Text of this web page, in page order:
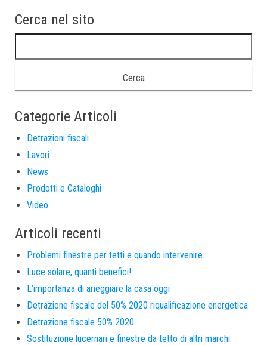
Cerca nel sito
Categorie Articoli
Detrazioni fiscali
Lavori
News
Prodotti e Cataloghi
Video
Articoli recenti
Problemi finestre per tetti e quando intervenire.
Luce solare, quanti benefici!
L’importanza di arieggiare la casa oggi
Detrazione fiscale del 50% 2020 riqualificazione energetica
Detrazione fiscale 50% 2020
Sostituzione lucernari e finestre da tetto di altri marchi.